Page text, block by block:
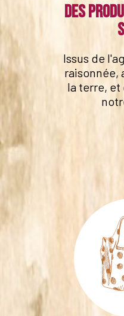
Des
Issus de
raisonnée,
la terre,